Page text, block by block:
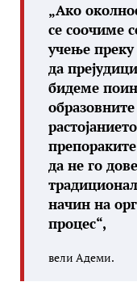
„Ако
се соочиме
учење
да
бидеме
да не го
начин на
процес“,
вели Адеми.